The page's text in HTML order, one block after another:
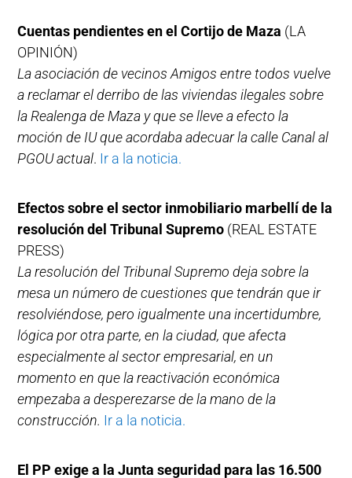
Cuentas pendientes en el Cortijo de Maza (LA
OPINIÓN)
La asociación de vecinos Amigos entre todos vuelve
a reclamar el derribo de las viviendas ilegales sobre
la Realenga de Maza y que se lleve a efecto la
moción de IU que acordaba adecuar la calle Canal al
PGOU actual. Ir a la noticia.
Efectos sobre el sector inmobiliario marbellí de la
resolución del Tribunal Supremo (REAL ESTATE
PRESS)
La resolución del Tribunal Supremo deja sobre la
mesa un número de cuestiones que tendrán que ir
resolviéndose, pero igualmente una incertidumbre,
lógica por otra parte, en la ciudad, que afecta
especialmente al sector empresarial, en un
momento en que la reactivación económica
empezaba a desperezarse de la mano de la
construcción. Ir a la noticia.
El PP exige a la Junta seguridad para las 16.500